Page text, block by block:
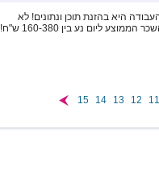
היא בהזנת תוכן ונתונים! לא
נדרש ניסיון כלשהו! שעות עבודה לפי בחירתכם השכר הממוצע ליום נע בין 160-380 ש"ח!
11
12
13
14
15